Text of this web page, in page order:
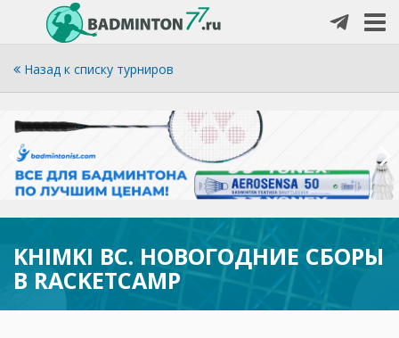
Назад к списку турниров
KHIMKI BC. НОВОГОДНИЕ СБОРЫ
В RACKETCAMP